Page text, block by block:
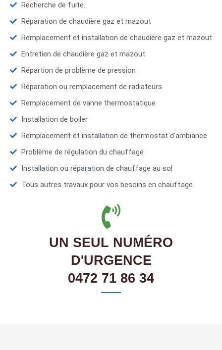
Recherche de fuite.
Réparation de chaudière gaz et mazout
Remplacement et installation de chaudière gaz et mazout
Entretien de chaudière gaz et mazout
Répartion de problème de pression
Réparation ou remplacement de radiateurs
Remplacement de vanne thermostatique
Installation de boiler
Remplacement et installation de thermostat d'ambiance
Problème de régulation du chauffage
Installation ou réparation de chauffage au sol
Tous autres travaux pour vos besoins en chauffage.
UN SEUL NUMÉRO
D'URGENCE
0472 71 86 34